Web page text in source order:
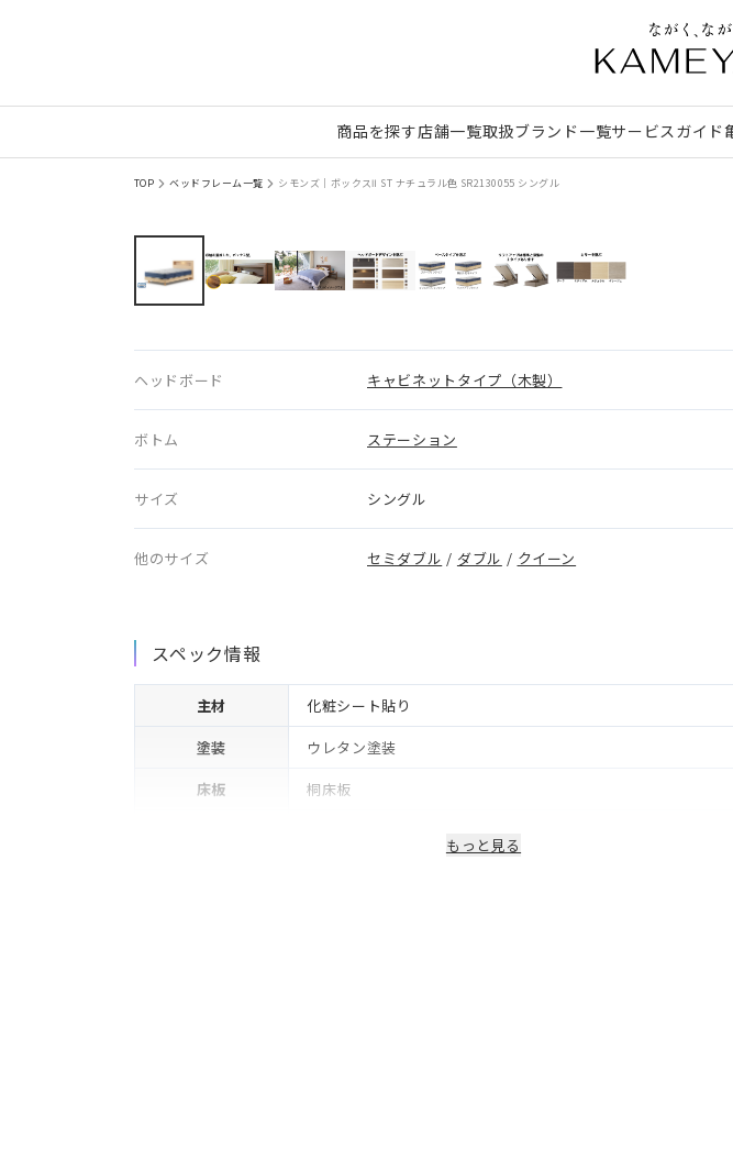
商品を探す店舗一覧取扱ブランド一覧サービスガイド
TOP ベッドフレーム一覧 シモンズ｜ボックスⅡ ST ナチュラル色 SR2130055 シングル
ヘッドボード キャビネットタイプ（木製）
ボトム ステーション
サイズ シングル
他のサイズ セミダブル / ダブル / クイーン
スペック情報
主材
化粧シート貼り
塗装
ウレタン塗装
床板
桐床板
もっと見る